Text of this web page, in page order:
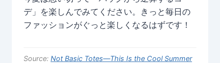
デ」を楽しんでみてください。きっと毎日の
ファッションがぐっと楽しくなるはずです！
Source: Not Basic Totes—This Is the Cool Summer